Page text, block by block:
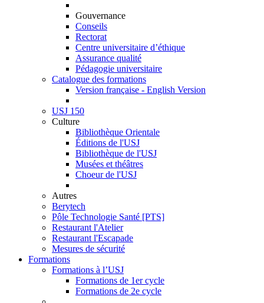
Gouvernance
Conseils
Rectorat
Centre universitaire d’éthique
Assurance qualité
Pédagogie universitaire
Catalogue des formations
Version française - English Version
USJ 150
Culture
Bibliothèque Orientale
Éditions de l'USJ
Bibliothèque de l'USJ
Musées et théâtres
Choeur de l'USJ
Autres
Berytech
Pôle Technologie Santé [PTS]
Restaurant l'Atelier
Restaurant l'Escapade
Mesures de sécurité
Formations
Formations à l’USJ
Formations de 1er cycle
Formations de 2e cycle